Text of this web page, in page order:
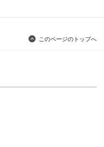
このページのトップへ